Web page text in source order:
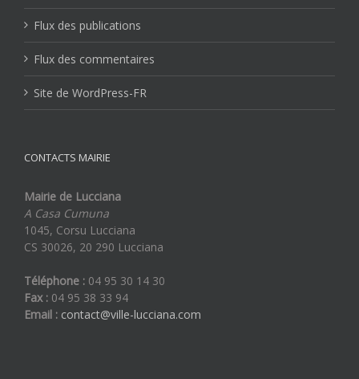
Flux des publications
Flux des commentaires
Site de WordPress-FR
CONTACTS MAIRIE
Mairie de Lucciana
A Casa Cumuna
1045, Corsu Lucciana
CS 30026, 20 290 Lucciana
Téléphone : 04 95 30 14 30
Fax : 04 95 38 33 94
Email : contact@ville-lucciana.com